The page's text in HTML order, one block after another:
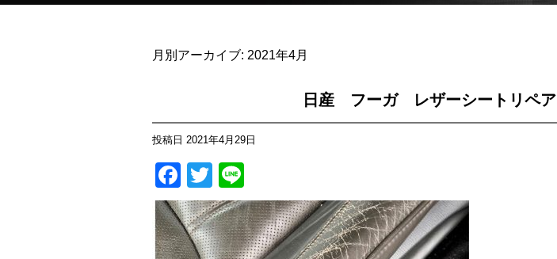
月別アーカイブ: 2021年4月
日産 フーガ レザーシートリペア
投稿日 2021年4月29日
Facebook
Twitter